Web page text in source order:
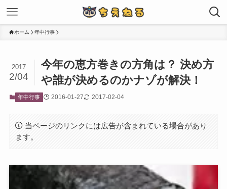
ホーム 年中行事
今年の恵方巻きの方角は？ 決め方
や誰が決めるのかナゾが解決！
2017
2/04
年中行事 2016-01-27 2017-02-04
当ページのリンクには広告が含まれている場合があり
ます。